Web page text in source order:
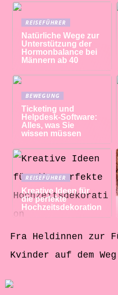
REISEFÜHRER
Natürliche Wege zur
Unterstützung der
Hormonbalance bei
Männern ab 40
BEWEGUNG
Ticketing und
Helpdesk-Software:
Alles, was Sie
wissen müssen
REISEFÜHRER
Kreative Ideen für
die perfekte
Hochzeitsdekoration
Fra Heldinnen zur
Kvinder auf dem